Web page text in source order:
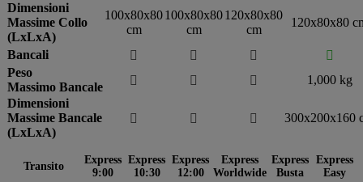
Dimensioni
Massime Collo
(LxLxA)
100x80x80
cm
100x80x80
cm
120x80x80
cm
120x80x80
Bancali   

Peso
Massimo Bancale
  
1,000 kg
Dimensioni
Massime Bancale
(LxLxA)
   300x200x160
Transito
Express
9:00
Express
10:30
Express
12:00
Express
Worldwide
Express
Busta
Express
Easy